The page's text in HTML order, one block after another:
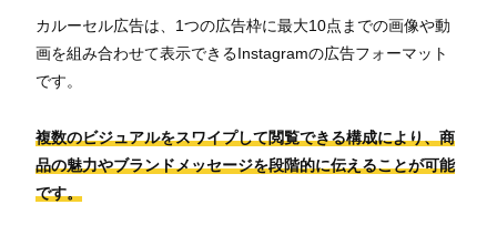
カルーセル広告は、1つの広告枠に最大10点までの画像や動
画を組み合わせて表示できるInstagramの広告フォーマット
です。
複数のビジュアルをスワイプして閲覧できる構成により、商
品の魅力やブランドメッセージを段階的に伝えることが可能
です。